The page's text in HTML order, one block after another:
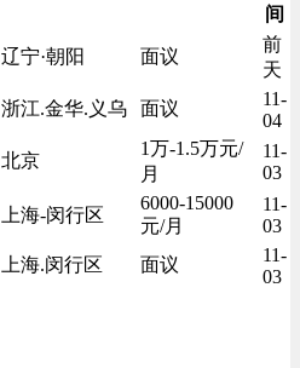
间
辽宁·朝阳 面议
前
天
浙江.金华.义乌
面议
11-
04
北京
1万-1.5万元/
月
11-
03
上海-闵行区
6000-15000
元/月
11-
03
上海.闵行区
面议
11-
03